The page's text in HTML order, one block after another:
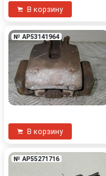
В корзину
№ AP53141964
В корзину
№ AP55271716